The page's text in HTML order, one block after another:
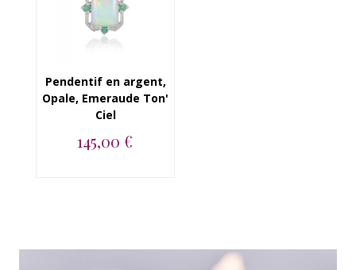
Pendentif en argent,
Opale, Emeraude Ton'
Ciel
145,00 €